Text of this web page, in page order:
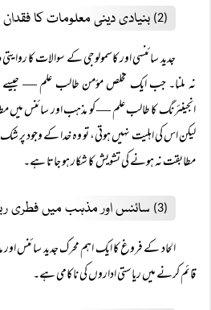
(2) بنیادی دینی معلومات کا فقدان
جدید سائنسی اور کاسمولوجی کے سوالات کا
نہ ملنا۔ جب ایک مخلص مؤمن طالب علم — جیسے
انجینئرنگ کا طالب علم — کو مذہب اور سائنس میں
لیکن اس کی اہلیت نہیں ہوتی، تو وہ خدا کے وجود پر
مطابقت نہ ہونے کی تشویش کا شکار ہو جاتا ہے۔
(3) سائنس اور مذہب میں فطری
الحاد کے فروغ کا ایک اہم محرک جدید سائنس
قائم کرنے میں ریاستی اداروں کی ناکامی ہے۔